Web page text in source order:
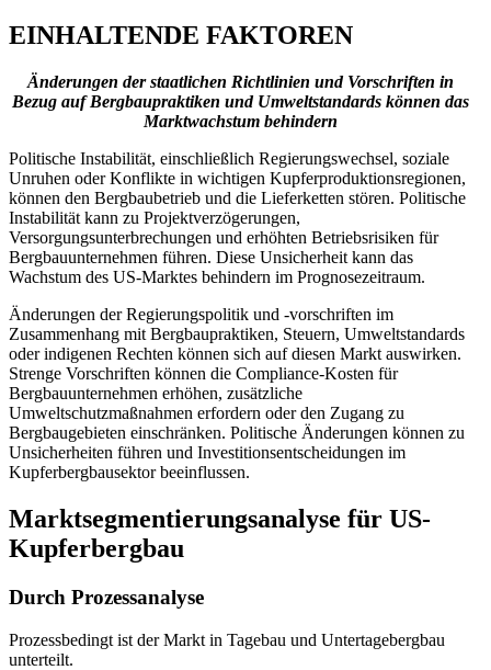
EINHALTENDE FAKTOREN
Änderungen der staatlichen Richtlinien und Vorschriften in
Bezug auf Bergbaupraktiken und Umweltstandards können das
Marktwachstum behindern
Politische Instabilität, einschließlich Regierungswechsel, soziale
Unruhen oder Konflikte in wichtigen Kupferproduktionsregionen,
können den Bergbaubetrieb und die Lieferketten stören. Politische
Instabilität kann zu Projektverzögerungen,
Versorgungsunterbrechungen und erhöhten Betriebsrisiken für
Bergbauunternehmen führen. Diese Unsicherheit kann das
Wachstum des US-Marktes behindern im Prognosezeitraum.
Änderungen der Regierungspolitik und -vorschriften im
Zusammenhang mit Bergbaupraktiken, Steuern, Umweltstandards
oder indigenen Rechten können sich auf diesen Markt auswirken.
Strenge Vorschriften können die Compliance-Kosten für
Bergbauunternehmen erhöhen, zusätzliche
Umweltschutzmaßnahmen erfordern oder den Zugang zu
Bergbaugebieten einschränken. Politische Änderungen können zu
Unsicherheiten führen und Investitionsentscheidungen im
Kupferbergbausektor beeinflussen.
Marktsegmentierungsanalyse für US-
Kupferbergbau
Durch Prozessanalyse
Prozessbedingt ist der Markt in Tagebau und Untertagebergbau
unterteilt.